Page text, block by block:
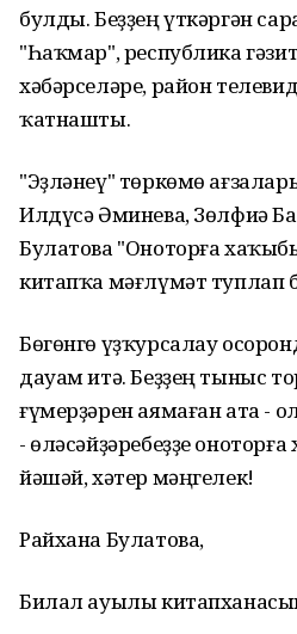
булды. Беҙҙең үткәргән
"Һаҡмар", республика
хәбәрселәре, район
ҡатнашты.
"Эҙләнеү" төркөмө
Илдүсә Әминева, Зөлфиә
Булатова "Оноторға
китапҡа мәғлүмәт туплап
Бөгөнгө үҙҡурсалау
дауам итә. Беҙҙең тыныс
ғүмерҙәрен аямаған ата -
- өләсәйҙәребеҙҙе
йәшәй, хәтер мәңгелек!
Райхана Булатова,
Билал ауылы